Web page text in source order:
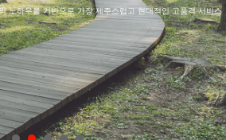
노하우를 기반으로 가장 제주스럽고 현대적인 고품격 서비스